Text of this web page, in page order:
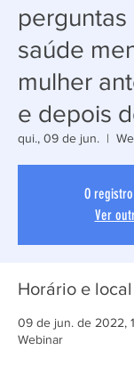
perguntas
saúde
mulher
e depois
qui., 09 de jun.
  |
O
Ver
Horário e local
09 de jun. de 2022,
Webinar